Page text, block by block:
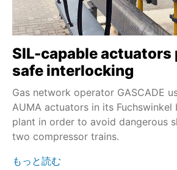
SIL-capable actuators
safe interlocking
Gas network operator GASCADE
AUMA actuators in its Fuchswinkel
plant in order to avoid dangerous
two compressor trains.
もっと読む